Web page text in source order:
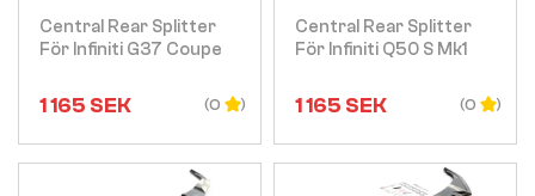
Central Rear Splitter
För Infiniti G37 Coupe
1 165 SEK (0
Central Rear Splitter
För Infiniti Q50 S Mk1
1 165 SEK (0